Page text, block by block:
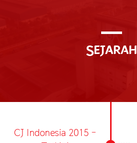
Sejarah
CJ Indonesia 2015 -